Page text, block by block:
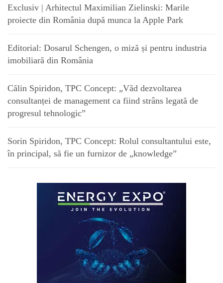
Exclusiv | Arhitectul Maximilian Zielinski: Marile
proiecte din România după munca la Apple Park
Editorial: Dosarul Schengen, o miză și pentru industria
imobiliară din România
Călin Spiridon, TPC Concept: „Văd dezvoltarea
consultanței de management ca fiind strâns legată de
progresul tehnologic”
Sorin Spiridon, TPC Concept: Rolul consultantului este,
în principal, să fie un furnizor de „knowledge”